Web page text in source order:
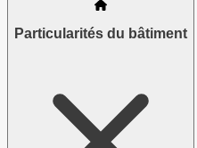
Particularités du bâtiment